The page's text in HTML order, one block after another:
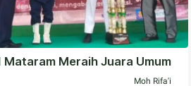
Mataram Meraih Juara Umum
Moh Rifa'i